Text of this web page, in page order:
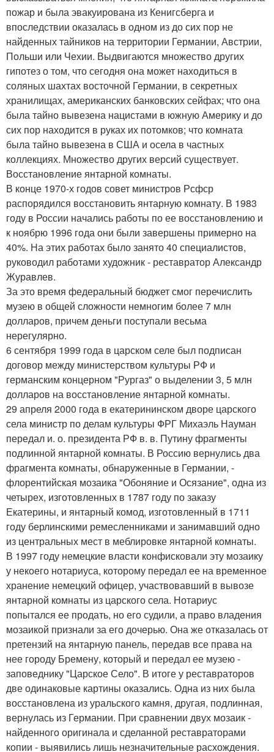
пожар и была эвакуирована из Кенигсберга и
впоследствии оказалась в одном из до сих пор не
найденных тайников на территории Германии, Австрии,
Польши или Чехии. Выдвигаются множество других
гипотез о том, что сегодня она может находиться в
соляных шахтах восточной Германии, в секретных
хранилищах, американских банковских сейфах; что она
была тайно вывезена нацистами в южную Америку и до
сих пор находится в руках их потомков; что комната
была тайно вывезена в США и осела в частных
коллекциях. Множество других версий существует.
Восстановление янтарной комнаты.
В конце 1970-х годов совет министров Рсфср
распорядился восстановить янтарную комнату. В 1983
году в России начались работы по ее восстановлению и
к ноябрю 1996 года они были завершены примерно на
40%. На этих работах было занято 40 специалистов,
руководил работами художник - реставратор Александр
Журавлев.
За это время федеральный бюджет смог перечислить
музею в общей сложности немногим более 7 млн
долларов, причем деньги поступали весьма
нерегулярно.
6 сентября 1999 года в царском селе был подписан
договор между министерством культуры РФ и
германским концерном "Рургаз" о выделении 3, 5 млн
долларов на восстановление янтарной комнаты.
29 апреля 2000 года в екатерининском дворе царского
села министр по делам культуры ФРГ Михаэль Науман
передал и. о. президента РФ в. в. Путину фрагменты
подлинной янтарной комнаты. В Россию вернулись два
фрагмента комнаты, обнаруженные в Германии, -
флорентийская мозаика "Обоняние и Осязание", одна из
четырех, изготовленных в 1787 году по заказу
Екатерины, и янтарный комод, изготовленный в 1711
году берлинскими ремесленниками и занимавший одно
из центральных мест в меблировке янтарной комнаты.
В 1997 году немецкие власти конфисковали эту мозаику
у некоего нотариуса, которому передал ее на временное
хранение немецкий офицер, участвовавший в вывозе
янтарной комнаты из царского села. Нотариус
попытался ее продать, но его судили, а право владения
мозаикой признали за его дочерью. Она же отказалась от
претензий на янтарную панель, передав все права на
нее городу Бремену, который и передал ее музею -
заповеднику "Царское Село". В итоге у реставраторов
две одинаковые картины оказались. Одна из них была
восстановлена из уральского камня, другая, подлинная,
вернулась из Германии. При сравнении двух мозаик -
найденного оригинала и сделанной реставраторами
копии - выявились лишь незначительные расхождения.